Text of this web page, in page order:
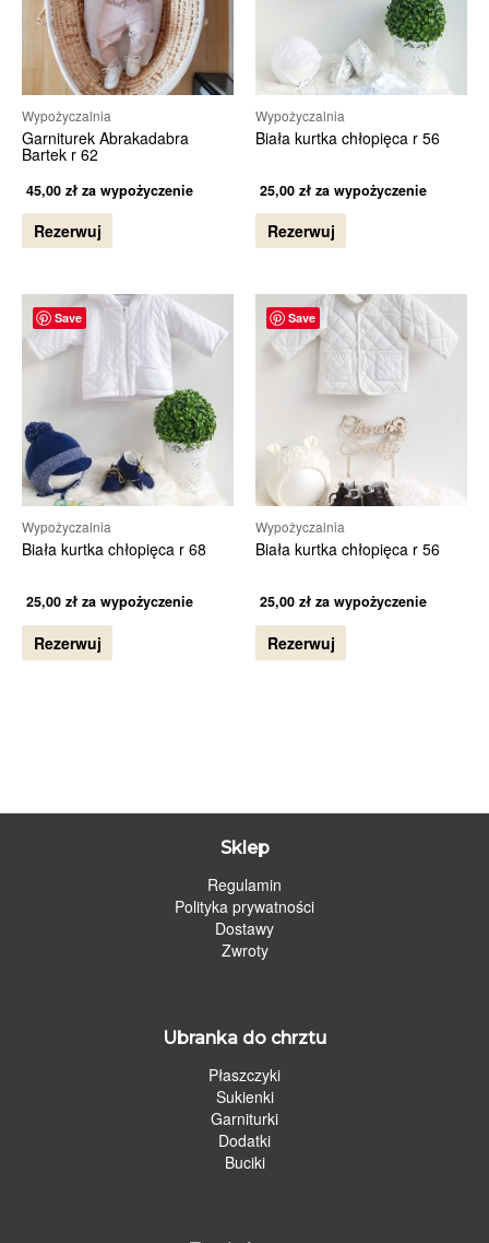
Wypożyczalnia
Garniturek Abrakadabra
Bartek r 62
45,00 zł za wypożyczenie
Rezerwuj
Wypożyczalnia
Biała kurtka chłopięca r 56
25,00 zł za wypożyczenie
Rezerwuj
Save
Wypożyczalnia
Biała kurtka chłopięca r 68
25,00 zł za wypożyczenie
Rezerwuj
Save
Wypożyczalnia
Biała kurtka chłopięca r 56
25,00 zł za wypożyczenie
Rezerwuj
Sklep
Regulamin
Polityka prywatności
Dostawy
Zwroty
Ubranka do chrztu
Płaszczyki
Sukienki
Garniturki
Dodatki
Buciki